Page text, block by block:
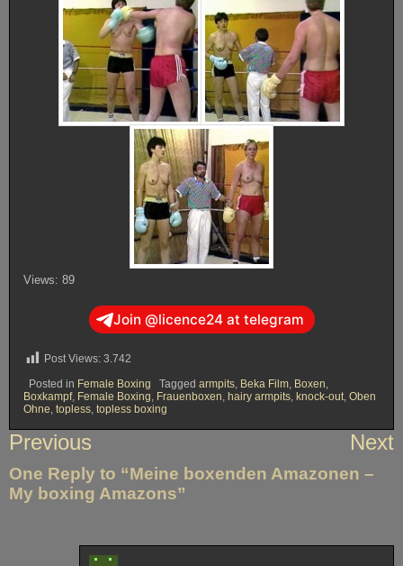
Views: 89
Join @licence24 at telegram
Post Views: 3.742
Posted in Female Boxing Tagged armpits, Beka Film, Boxen,
Boxkampf, Female Boxing, Frauenboxen, hairy armpits, knock-out, Oben
Ohne, topless, topless boxing
Beitragsnavigation
Previous Next
One Reply to “Meine boxenden Amazonen –
My boxing Amazons”